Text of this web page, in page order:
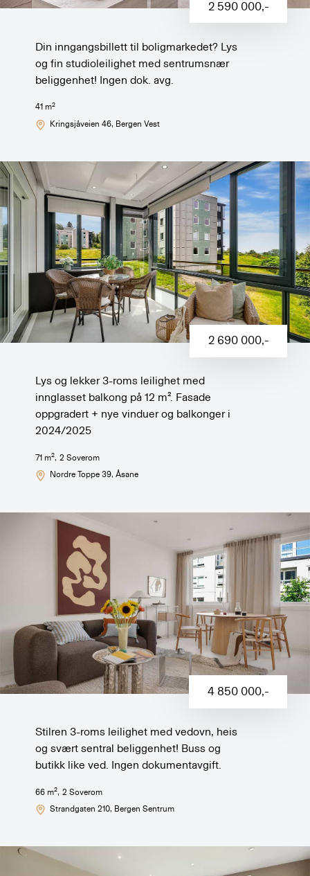
2 590 000,-
Din inngangsbillett til boligmarkedet? Lys
og fin studioleilighet med sentrumsnær
beliggenhet! Ingen dok. avg.
41 m2
Kringsjåveien 46, Bergen Vest
2 690 000,-
Lys og lekker 3-roms leilighet med
innglasset balkong på 12 m². Fasade
oppgradert + nye vinduer og balkonger i
2024/2025
71 m2, 2 Soverom
Nordre Toppe 39, Åsane
4 850 000,-
Stilren 3-roms leilighet med vedovn, heis
og svært sentral beliggenhet! Buss og
butikk like ved. Ingen dokumentavgift.
66 m2, 2 Soverom
Strandgaten 210, Bergen Sentrum